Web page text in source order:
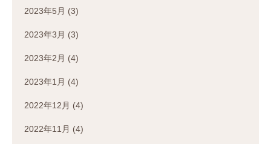
2023年5月 (3)
2023年3月 (3)
2023年2月 (4)
2023年1月 (4)
2022年12月 (4)
2022年11月 (4)